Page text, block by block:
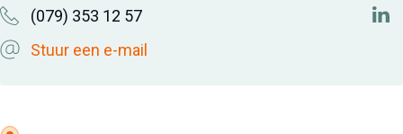
(079) 353 12 57
Stuur een e-mail